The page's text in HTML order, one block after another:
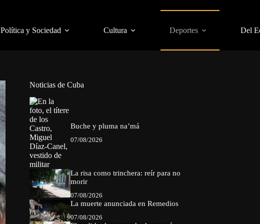
Política y Sociedad Cultura Deportes Del
Noticias de Cuba
Buche y pluma na’má
07/08/2026
La risa como trinchera: reír para no
morir
07/08/2026
La muerte anunciada en Remedios
07/08/2026